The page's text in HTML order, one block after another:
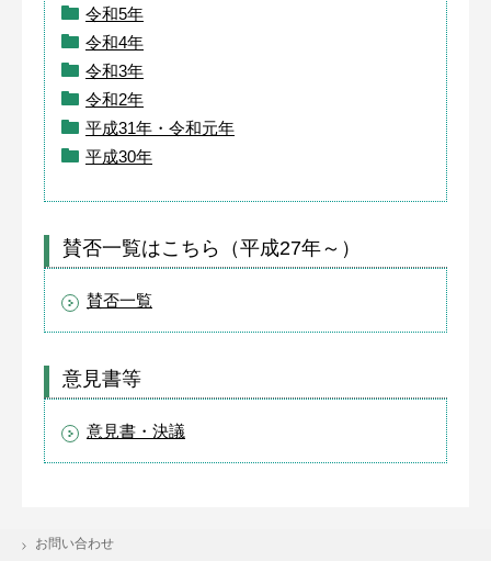
令和5年
令和4年
令和3年
令和2年
平成31年・令和元年
平成30年
賛否一覧はこちら（平成27年～）
賛否一覧
意見書等
意見書・決議
お問い合わせ